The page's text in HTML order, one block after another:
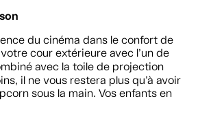
du cinéma dans le confort de
cour extérieure avec l’un de
avec la toile de projection
il ne vous restera plus qu’à avoir
sous la main. Vos enfants en